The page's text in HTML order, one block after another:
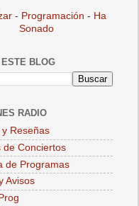
- Programación - Ha
Sonado
ESTE BLOG
RADIO
Reseñas
de Conciertos
de Programas
Avisos